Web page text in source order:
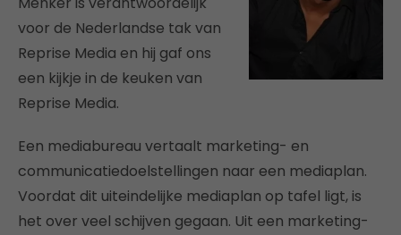
voor de Nederlandse tak van
Reprise Media en hij gaf ons
een kijkje in de keuken van
Reprise Media.
Een mediabureau vertaalt marketing- en
communicatiedoelstellingen naar een mediaplan.
Voordat dit uiteindelijke mediaplan op tafel ligt, is
het over veel schijven gegaan. Uit een marketing-